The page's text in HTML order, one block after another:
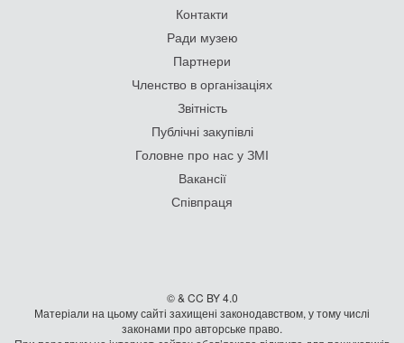
Контакти
Ради музею
Партнери
Членство в організаціях
Звітність
Публічні закупівлі
Головне про нас у ЗМІ
Вакансії
Співпраця
© & CC BY 4.0
Матеріали на цьому сайті захищені законодавством, у тому числі
законами про авторське право.